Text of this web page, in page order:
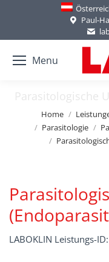
Paul-
Menu
Parasitologische
You are here:
Home
Parasitologie
LABOKLIN Leistungs-